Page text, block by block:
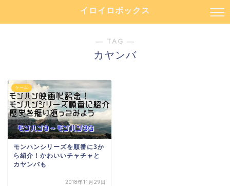
イロイロボックス
― TAG ―
カヤンバ
ゲーム
モンハンシリーズを順番に3か
ら紹介！かわいいチャチャと
カヤンバも
2018年11月29日